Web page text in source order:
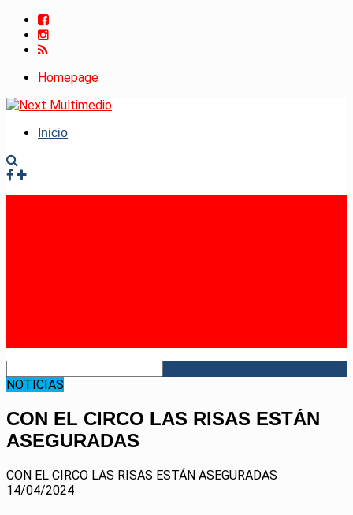
Homepage
Inicio
NOTICIAS
CON EL CIRCO LAS RISAS ESTÁN
ASEGURADAS
CON EL CIRCO LAS RISAS ESTÁN ASEGURADAS
14/04/2024